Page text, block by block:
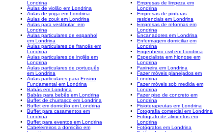
Londrina
Aulas de violão em Londrina
Aulas de yoga em Londrina
Aulas de zouk em Londrina
Aulas para vestibular em
Londrina
Aulas particulares de espanhol
em Londrina
Aulas particulares de francês em
Londrina
Aulas particulares de inglês em
Londrina
Aulas particulares de português
em Londrina
Aulas particulares para Ensino
Fundamental em Londrina
Babás em Londrina
Babás para bebês em Londrina
Buffet de churrasco em Londrina
Buffet em domicílio em Londrina
Buffet para casamentos em
Londrina
Buffet para eventos em Londrina
Cabeleireiros a domicílio em
Empresas de limpeza em
Londrina
Empresas de pinturas
residenciais em Londrina
Empresas de reformas em
Londrina
Encanadores em Londrina
Enfermagem domiciliar em
Londrina
Engenheiro civil em Londrina
Especialista em hipnose em
Londrina
Faxineira em Londrina
Fazer móveis planejados em
Londrina
Fazer móveis sob medida em
Londrina
Fazer piso de concreto em
Londrina
Fisioterapeutas em Londrina
Fotografia comercial em Londrina
Fotógrafo de alimentos em
Londrina
Fotógrafos em Londrina